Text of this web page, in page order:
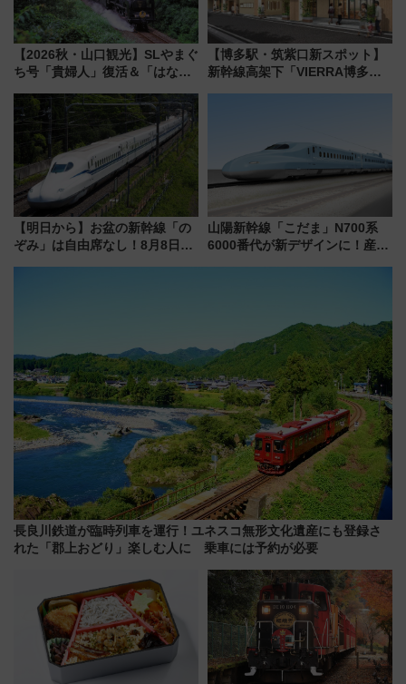
【2026秋・山口観光】SLやまぐ
ち号「貴婦人」復活＆「はなあ
注目観光列車まとめ きっぷの取
り方は？
【博多駅・筑紫口新スポット】
新幹線高架下「VIERRA博多テ
【明日から】お盆の新幹線「の
ぞみ」は自由席なし！8月8日午
山陽新幹線「こだま」N700系
6000番代が新デザインに！産学
長良川鉄道が臨時列車を運行！ユネスコ無形文化遺産にも登録さ
れた「郡上おどり」楽しむ人に 乗車には予約が必要